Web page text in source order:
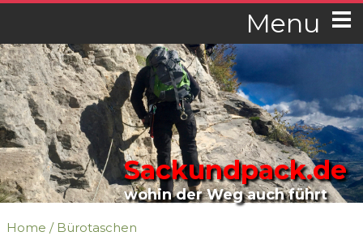
Menu
Sackundpack.de
wohin der Weg auch führt
Home / Bürotaschen